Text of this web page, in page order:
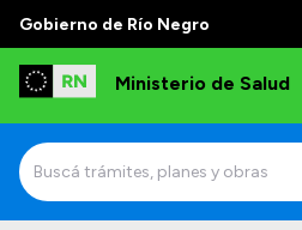
Gobierno de Río Negro
Ministerio de Salud